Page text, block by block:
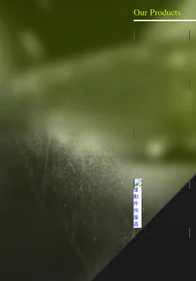
Our Products
慢動作伺服器
視/音頻路由器